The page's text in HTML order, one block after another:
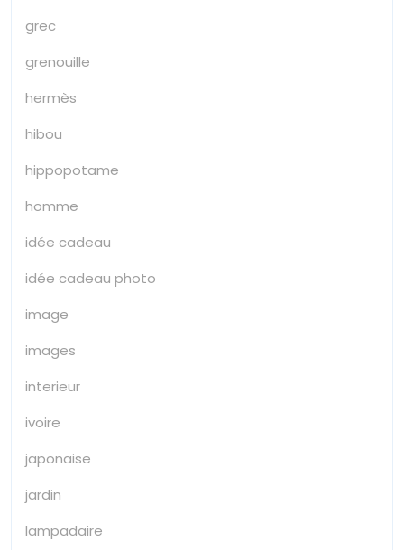
grec
grenouille
hermès
hibou
hippopotame
homme
idée cadeau
idée cadeau photo
image
images
interieur
ivoire
japonaise
jardin
lampadaire